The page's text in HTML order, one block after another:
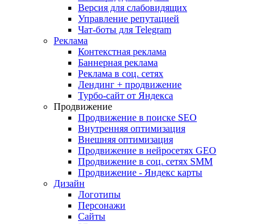
Версия для слабовидящих
Управление репутацией
Чат-боты для Telegram
Реклама
Контекстная реклама
Баннерная реклама
Реклама в соц. сетях
Лендинг + продвижение
Турбо-сайт от Яндекса
Продвижение
Продвижение в поиске SEO
Внутренняя оптимизация
Внешняя оптимизация
Продвижение в нейросетях GEO
Продвижение в соц. сетях SMM
Продвижение - Яндекс карты
Дизайн
Логотипы
Персонажи
Сайты